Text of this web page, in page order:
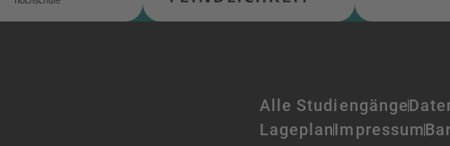
Alle Studiengänge
LageplanImpressum